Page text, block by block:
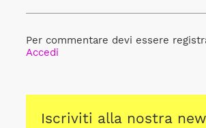
Per commentare devi essere
Accedi
Iscriviti alla nostra